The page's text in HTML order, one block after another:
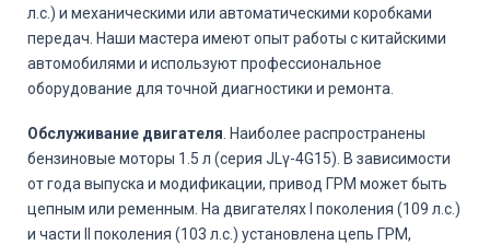
л.с.) и механическими или автоматическими коробками
передач. Наши мастера имеют опыт работы с китайскими
автомобилями и используют профессиональное
оборудование для точной диагностики и ремонта.
Обслуживание двигателя . Наиболее распространены
бензиновые моторы 1.5 л (серия JLγ-4G15). В зависимости
от года выпуска и модификации, привод ГРМ может быть
цепным или ременным. На двигателях I поколения (109 л.с.)
и части II поколения (103 л.с.) установлена цепь ГРМ,